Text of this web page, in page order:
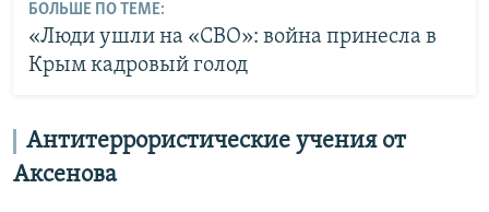
БОЛЬШЕ ПО ТЕМЕ:
«Люди ушли на «СВО»: война принесла в
Крым кадровый голод
Антитеррористические учения от
Аксенова